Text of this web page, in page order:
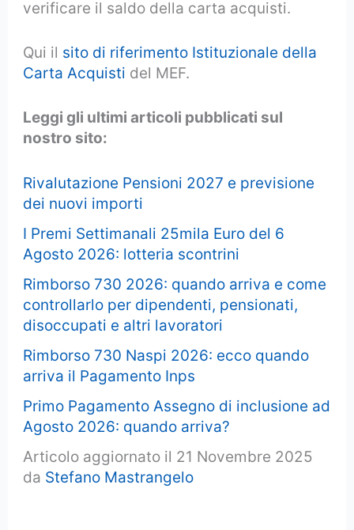
verificare il saldo della carta acquisti.
Qui il sito di riferimento Istituzionale della
Carta Acquisti del MEF.
Leggi gli ultimi articoli pubblicati sul
nostro sito:
Rivalutazione Pensioni 2027 e previsione
dei nuovi importi
I Premi Settimanali 25mila Euro del 6
Agosto 2026: lotteria scontrini
Rimborso 730 2026: quando arriva e come
controllarlo per dipendenti, pensionati,
disoccupati e altri lavoratori
Rimborso 730 Naspi 2026: ecco quando
arriva il Pagamento Inps
Primo Pagamento Assegno di inclusione ad
Agosto 2026: quando arriva?
Articolo aggiornato il 21 Novembre 2025
da Stefano Mastrangelo